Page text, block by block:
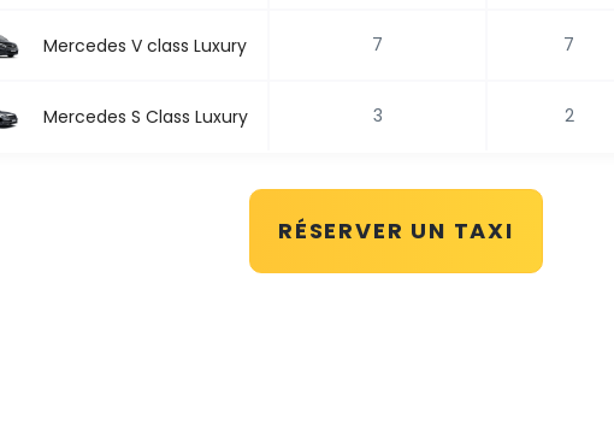
Mercedes V class Luxury 7 7
Mercedes S Class Luxury 3 2
RÉSERVER UN TAXI